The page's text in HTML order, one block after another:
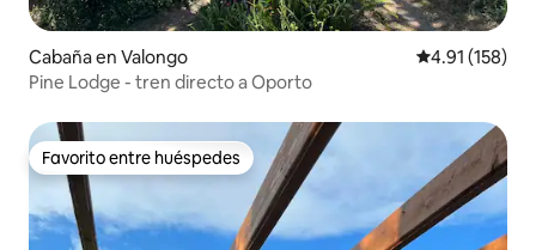
Cabaña en Valongo Calificación
4.91 (158)
Pine Lodge - tren directo a Oporto
Favorito entre huéspedes
Favorito entre huéspedes